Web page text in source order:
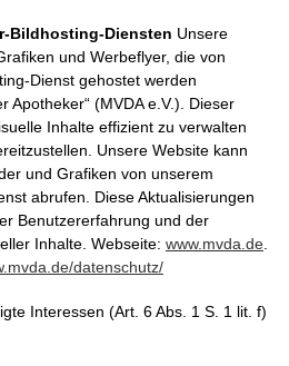
Bildhosting-Diensten Unsere
und Werbeflyer, die von
Dienst gehostet werden
Apotheker“ (MVDA e.V.). Dieser
Inhalte effizient zu verwalten
Unsere Website kann
und Grafiken von unserem
abrufen. Diese Aktualisierungen
Benutzererfahrung und der
Inhalte. Webseite: www.mvda.de
datenschutz/
Interessen (Art. 6 Abs. 1 S. 1 lit. f)